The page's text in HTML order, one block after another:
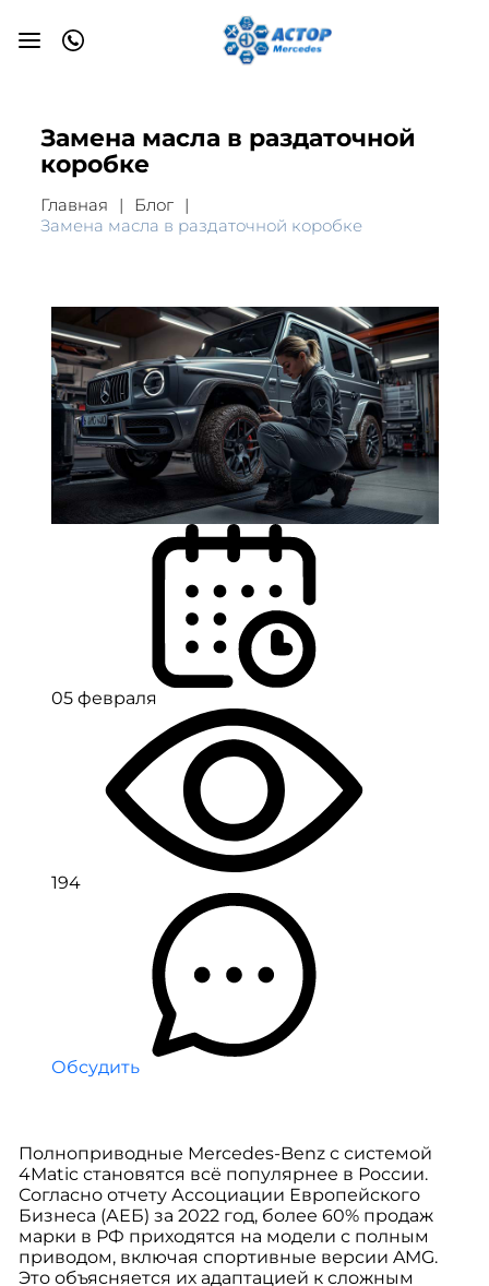
Замена масла в раздаточной
коробке
Главная
Блог
Замена масла в раздаточной коробке
05 февраля
194
Обсудить
Полноприводные Mercedes-Benz с системой
4Matic становятся всё популярнее в России.
Согласно отчету Ассоциации Европейского
Бизнеса (АЕБ) за 2022 год, более 60% продаж
марки в РФ приходятся на модели с полным
приводом, включая спортивные версии AMG.
Это объясняется их адаптацией к сложным